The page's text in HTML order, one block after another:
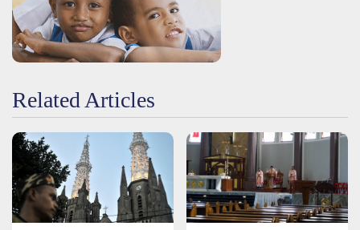
Related Articles